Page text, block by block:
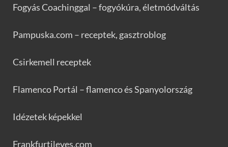
Fogyás Coachinggal – fogyókúra, életmódváltás
Pampuska.com – receptek, gasztroblog
Csirkemell receptek
Flamenco Portál – flamenco és Spanyolország
Idézetek képekkel
Frankfurtileves.com